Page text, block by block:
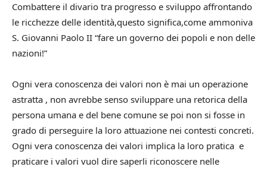
Combattere il divario tra progresso e sviluppo affrontando
le ricchezze delle identità,questo significa,come ammoniva
S. Giovanni Paolo II “fare un governo dei popoli e non delle
nazioni!”
Ogni vera conoscenza dei valori non è mai un operazione
astratta , non avrebbe senso sviluppare una retorica della
persona umana e del bene comune se poi non si fosse in
grado di perseguire la loro attuazione nei contesti concreti.
Ogni vera conoscenza dei valori implica la loro pratica e
praticare i valori vuol dire saperli riconoscere nelle